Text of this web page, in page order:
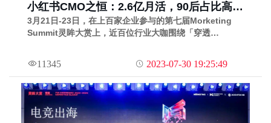
小红书CMO之恒：2.6亿月活，90后占比高达
70%，品牌在小红书上玩转“产品种草”的两个
秘诀
3月21日-23日，在上百家企业参与的第七届Morketing
Summit灵眸大赏上，近百位行业大咖围绕「穿透
美好生活的万种想象》主题演讲。
11345 2023-07-30 19:25:49